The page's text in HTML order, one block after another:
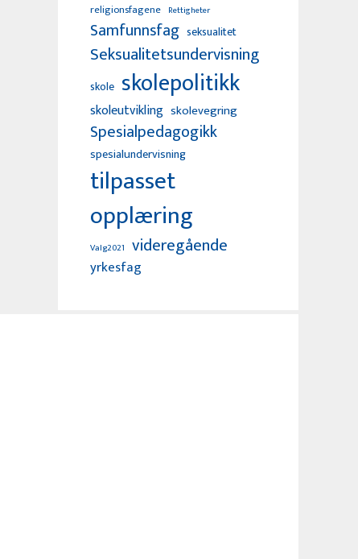
religionsfagene Rettigheter
Samfunnsfag seksualitet
Seksualitetsundervisning
skole skolepolitikk
skoleutvikling skolevegring
Spesialpedagogikk
spesialundervisning
tilpasset
opplæring
Valg2021 videregående
yrkesfag